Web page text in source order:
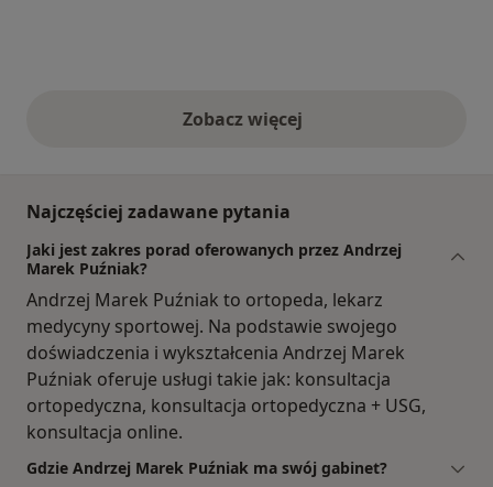
Zobacz więcejopinie powyżej
Najczęściej zadawane pytania
Jaki jest zakres porad oferowanych przez Andrzej
Marek Puźniak?
Andrzej Marek Puźniak to ortopeda, lekarz
medycyny sportowej. Na podstawie swojego
doświadczenia i wykształcenia Andrzej Marek
Puźniak oferuje usługi takie jak: konsultacja
ortopedyczna, konsultacja ortopedyczna + USG,
konsultacja online.
Gdzie Andrzej Marek Puźniak ma swój gabinet?